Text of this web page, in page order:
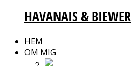
HAVANAIS & BIEWER
HEM
OM MIG